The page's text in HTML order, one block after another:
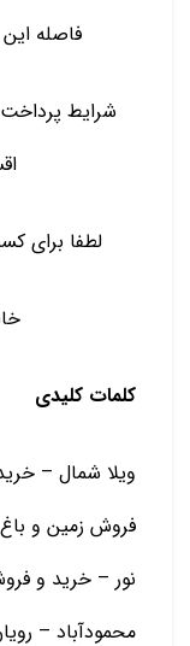
فاصله
لطفا برای
کلمات کلیدی
ویلا شمال –
فروش زمین و
نور – خرید و
محمودآباد –